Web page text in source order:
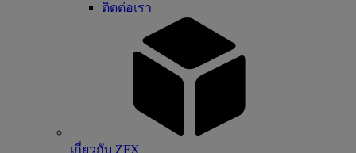
ติดต่อเรา
เกี่ยวกับ ZFX